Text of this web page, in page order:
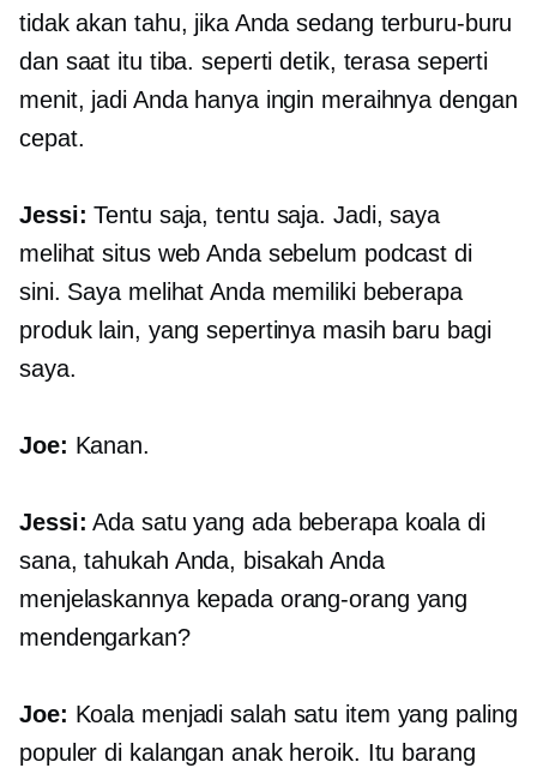
tidak akan tahu, jika Anda sedang terburu-buru
dan saat itu tiba. seperti detik, terasa seperti
menit, jadi Anda hanya ingin meraihnya dengan
cepat.
Jessi: Tentu saja, tentu saja. Jadi, saya
melihat situs web Anda sebelum podcast di
sini. Saya melihat Anda memiliki beberapa
produk lain, yang sepertinya masih baru bagi
saya.
Joe: Kanan.
Jessi: Ada satu yang ada beberapa koala di
sana, tahukah Anda, bisakah Anda
menjelaskannya kepada orang-orang yang
mendengarkan?
Joe: Koala menjadi salah satu item yang paling
populer di kalangan anak heroik. Itu barang